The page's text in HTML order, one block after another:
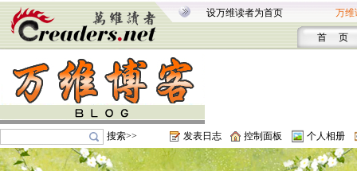
设万维读者为首页 万维
首 页
搜索>> 发表日志 控制面板 个人相册